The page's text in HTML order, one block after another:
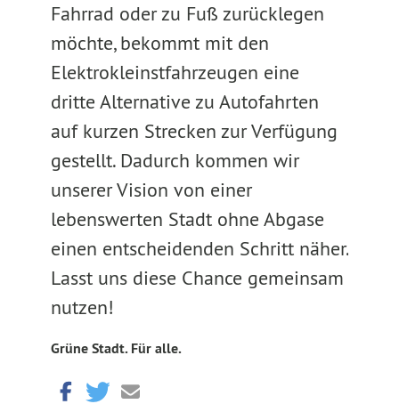
Fahrrad oder zu Fuß zurücklegen
möchte, bekommt mit den
Elektrokleinstfahrzeugen eine
dritte Alternative zu Autofahrten
auf kurzen Strecken zur Verfügung
gestellt. Dadurch kommen wir
unserer Vision von einer
lebenswerten Stadt ohne Abgase
einen entscheidenden Schritt näher.
Lasst uns diese Chance gemeinsam
nutzen!
Grüne Stadt. Für alle.